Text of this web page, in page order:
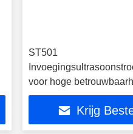
ST501
voor hoge
meetnauwkeurigheid
Krijg